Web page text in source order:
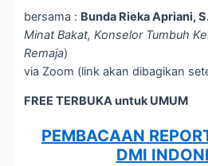
bersama : Bunda Rieka Apriani,
Minat Bakat, Konselor Tumbuh
Remaja)
via Zoom (link akan dibagikan
FREE TERBUKA untuk UMUM
PEMBACAAN
DMI